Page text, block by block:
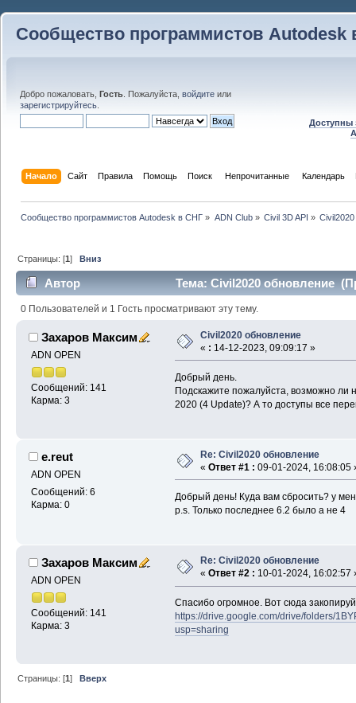
Сообщество программистов Autodesk
Добро пожаловать, Гость . Пожалуйста, войдите или
зарегистрируйтесь
Доступны
Начало Сайт Правила Помощь Поиск Непрочитанные Календарь
Сообщество программистов Autodesk в СНГ » ADN Club» Civil 3D API »
Страницы: [1]Вниз
Автор Тема: Civil2020 обновление
0 Пользователей и 1 Гость просматривают эту тему.
Захаров Максим
ADN OPEN
Сообщений: 141
Карма: 3
Civil2020 обновление
« : 14-12-2023, 09:09:17 »
Добрый день.
Подскажите пожалуйста, возможно ли
2020 (4 Update)? А то доступы все
e.reut
ADN OPEN
Сообщений: 6
Карма: 0
Re: Civil2020 обновление
« Ответ #1 : 09-01-2024, 16:08:05
Добрый день! Куда вам сбросить? у
p.s. Только последнее 6.2 было а не 4
Захаров Максим
ADN OPEN
Сообщений: 141
Карма: 3
Re: Civil2020 обновление
« Ответ #2 : 10-01-2024, 16:02:57
Спасибо огромное. Вот сюда
https://drive.google.com/drive/folders/
usp=sharing
Страницы: [1] Вверх